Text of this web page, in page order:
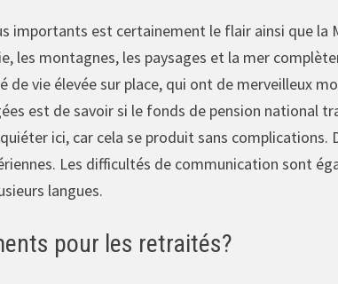
importants est certainement le flair ainsi que
les montagnes, les paysages et la mer
de vie élevée sur place, qui ont de merveilleux
est de savoir si le fonds de pension national
ici, car cela se produit sans
Les difficultés de communication sont
langues.
pour les retraités?